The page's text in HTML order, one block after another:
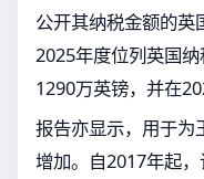
公开其纳税金额的英
2025年度位列英国
1290万英镑，并在
报告亦显示，用于为
增加。自2017年起，